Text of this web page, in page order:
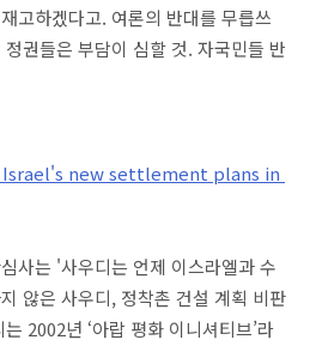
고하겠다고. 여론의 반대를 무릅쓰
권들은 부담이 심할 것. 자국민들 반
Israel's new settlement plans in
사는 '사우디는 언제 이스라엘과 수
않은 사우디, 정착촌 건설 계획 비판
2002년 ‘아랍 평화 이니셔티브’라